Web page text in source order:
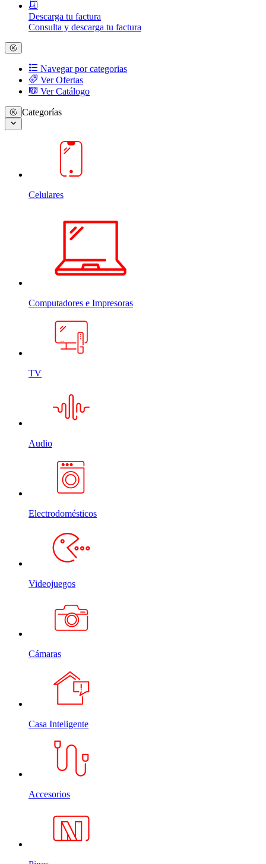
Descarga tu factura
Consulta y descarga tu factura
Navegar por categorias
Ver Ofertas
Ver Catálogo
Categorías
Celulares
Computadores e Impresoras
TV
Audio
Electrodomésticos
Videojuegos
Cámaras
Casa Inteligente
Accesorios